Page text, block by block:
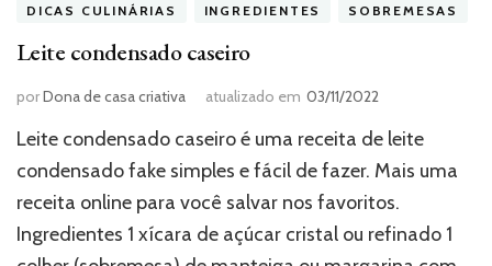
DICAS CULINÁRIAS INGREDIENTES SOBREMESAS
Leite condensado caseiro
porDona de casa criativa atualizado em 03/11/2022
Leite condensado caseiro é uma receita de leite
condensado fake simples e fácil de fazer. Mais uma
receita online para você salvar nos favoritos.
Ingredientes 1 xícara de açúcar cristal ou refinado 1